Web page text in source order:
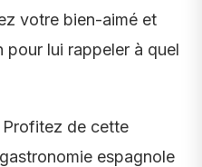
votre bien-aimé et
lui rappeler à quel
de cette
espagnole